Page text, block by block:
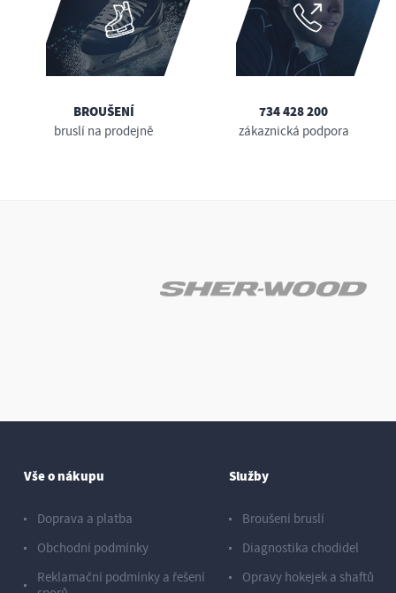
BROUŠENÍ
bruslí na prodejně
734 428 200
zákaznická podpora
Vše o nákupu
Doprava a platba
Obchodní podmínky
Reklamační podmínky a řešení
Služby
Broušení bruslí
Diagnostika chodidel
Opravy hokejek a shaftů